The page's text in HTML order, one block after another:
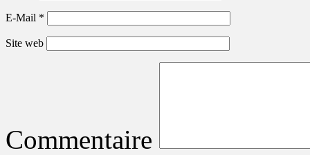
E-Mail *
Site web
Commentaire